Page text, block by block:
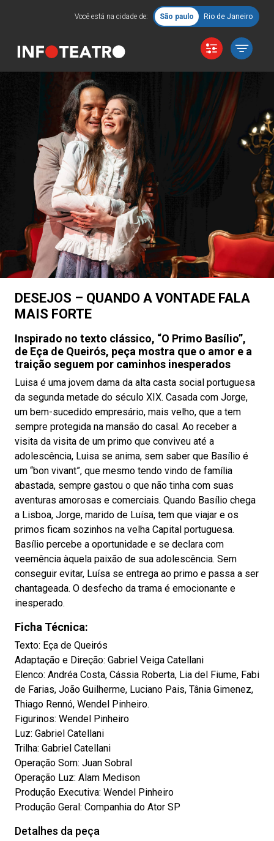
Você está na cidade de: São paulo Rio de Janeiro
DESEJOS – QUANDO A VONTADE FALA
MAIS FORTE
Inspirado no texto clássico, “O Primo Basílio”,
de Eça de Queirós, peça mostra que o amor e a
traição seguem por caminhos inesperados
Luisa é uma jovem dama da alta casta social portuguesa
da segunda metade do século XIX. Casada com Jorge,
um bem-sucedido empresário, mais velho, que a tem
sempre protegida na mansão do casal. Ao receber a
visita da visita de um primo que conviveu até a
adolescência, Luisa se anima, sem saber que Basílio é
um “bon vivant”, que mesmo tendo vindo de família
abastada, sempre gastou o que não tinha com suas
aventuras amorosas e comerciais. Quando Basílio chega
a Lisboa, Jorge, marido de Luísa, tem que viajar e os
primos ficam sozinhos na velha Capital portuguesa.
Basílio percebe a oportunidade e se declara com
veemência àquela paixão de sua adolescência. Sem
conseguir evitar, Luísa se entrega ao primo e passa a ser
chantageada. O desfecho da trama é emocionante e
inesperado.
Ficha Técnica:
Texto: Eça de Queirós
Adaptação e Direção: Gabriel Veiga Catellani
Elenco: Andréa Costa, Cássia Roberta, Lia del Fiume, Fabi
de Farias, João Guilherme, Luciano Pais, Tânia Gimenez,
Thiago Rennó, Wendel Pinheiro.
Figurinos: Wendel Pinheiro
Luz: Gabriel Catellani
Trilha: Gabriel Catellani
Operação Som: Juan Sobral
Operação Luz: Alam Medison
Produção Executiva: Wendel Pinheiro
Produção Geral: Companhia do Ator SP
Detalhes da peça